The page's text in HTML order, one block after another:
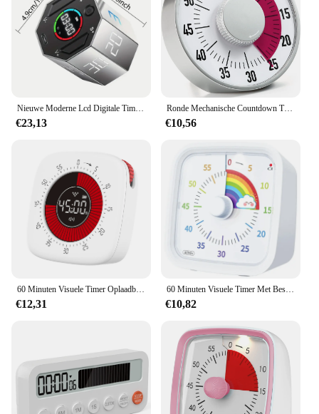
€23,13
Ronde Mechanische Countdown Timer Klaslokaal Visuele Timer Keuken Timer Met Magneet Voor Leraar Onderwijs Kinderen Volwassen Kookkantoor
€10,56
60 Minuten Visuele Timer Oplaadbare Klas Countdown Stille Timer Mechanische Dual-Time Klok Voor Timer Management Tool
€12,31
60 Minuten Visuele Timer Met Beschermhoes, Regenboog Disk Timer, Stille Countdown Time Management Tool
€10,82